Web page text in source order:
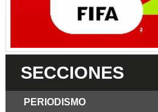
SECCIONES
PERIODISMO